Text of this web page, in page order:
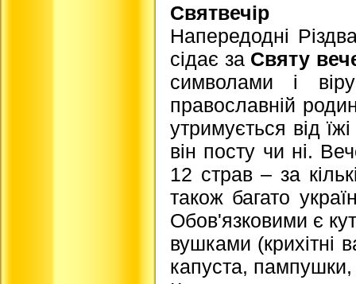
Святвечір
Напередодні
сідає за Святу
символами і
православній
утримується від
він посту чи ні.
12 страв – за
також багато
Обов'язковими є
вушками (крихітні
капуста, пампушки,